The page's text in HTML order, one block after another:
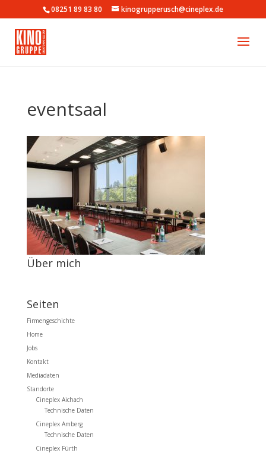
08251 89 83 80 kinogrupperusch@cineplex.de
eventsaal
Über mich
Seiten
Firmengeschichte
Home
Jobs
Kontakt
Mediadaten
Standorte
Cineplex Aichach
Technische Daten
Cineplex Amberg
Technische Daten
Cineplex Fürth